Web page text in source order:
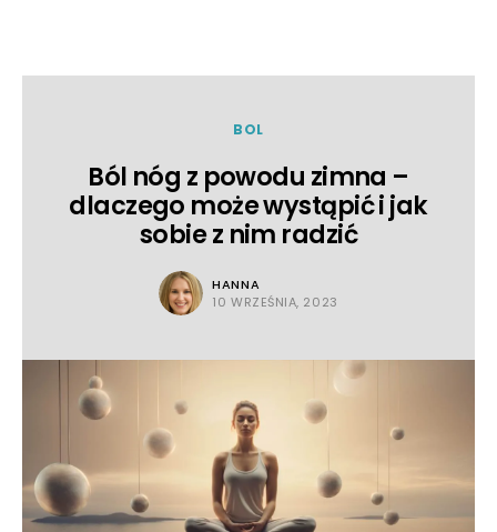
BOL
Ból nóg z powodu zimna –
dlaczego może wystąpić i jak
sobie z nim radzić
HANNA
10 WRZEŚNIA, 2023